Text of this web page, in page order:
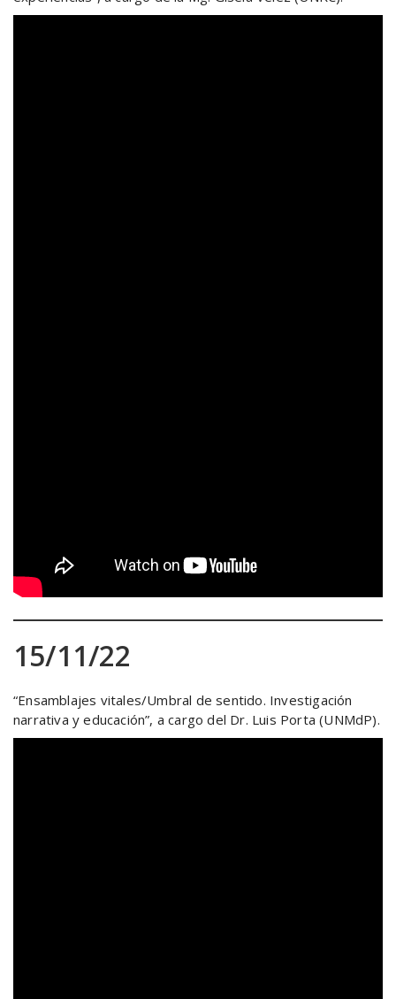
15/11/22
“Ensamblajes vitales/Umbral de sentido. Investigación
narrativa y educación”, a cargo del Dr. Luis Porta (UNMdP).